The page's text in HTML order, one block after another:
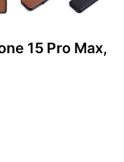
15 Pro Max,